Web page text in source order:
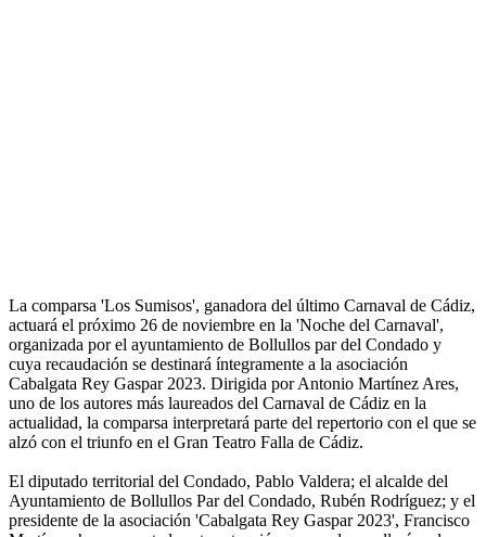
La comparsa 'Los Sumisos', ganadora del último Carnaval de Cádiz,
actuará el próximo 26 de noviembre en la 'Noche del Carnaval',
organizada por el ayuntamiento de Bollullos par del Condado y
cuya recaudación se destinará íntegramente a la asociación
Cabalgata Rey Gaspar 2023. Dirigida por Antonio Martínez Ares,
uno de los autores más laureados del Carnaval de Cádiz en la
actualidad, la comparsa interpretará parte del repertorio con el que se
alzó con el triunfo en el Gran Teatro Falla de Cádiz.
El diputado territorial del Condado, Pablo Valdera; el alcalde del
Ayuntamiento de Bollullos Par del Condado, Rubén Rodríguez; y el
presidente de la asociación 'Cabalgata Rey Gaspar 2023', Francisco